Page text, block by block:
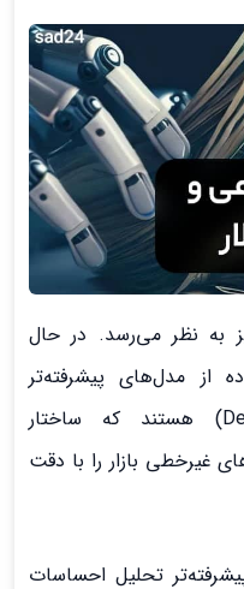
به نظر می‌رسد. در حال
از مدل‌های پیشرفته‌تر
یادگیری عمیق (Deep Learning) هستند که ساختار
غیرخطی بازار را با دقت
تحلیل احساسات